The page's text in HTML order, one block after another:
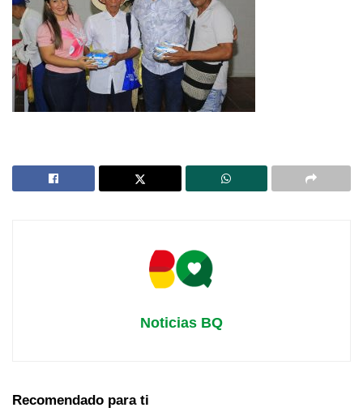
Noticias BQ
Recomendado para ti